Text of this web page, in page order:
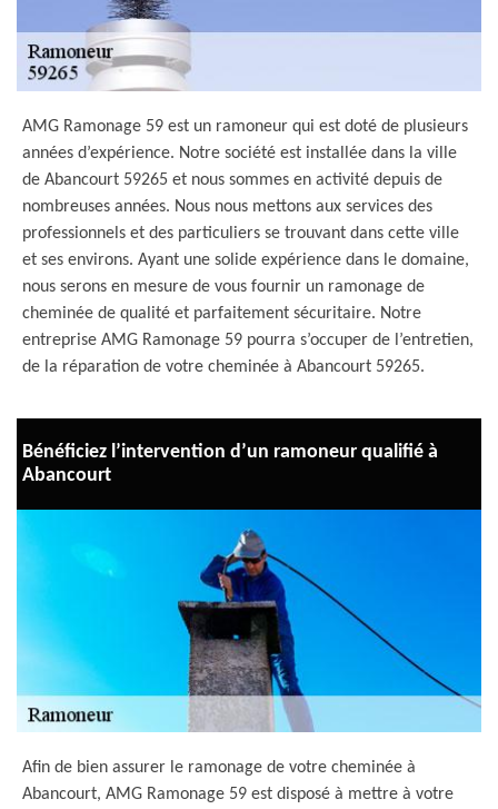
AMG Ramonage 59 est un ramoneur qui est doté de plusieurs
années d’expérience. Notre société est installée dans la ville
de Abancourt 59265 et nous sommes en activité depuis de
nombreuses années. Nous nous mettons aux services des
professionnels et des particuliers se trouvant dans cette ville
et ses environs. Ayant une solide expérience dans le domaine,
nous serons en mesure de vous fournir un ramonage de
cheminée de qualité et parfaitement sécuritaire. Notre
entreprise AMG Ramonage 59 pourra s’occuper de l’entretien,
de la réparation de votre cheminée à Abancourt 59265.
Bénéficiez l’intervention d’un ramoneur qualifié à
Abancourt
Afin de bien assurer le ramonage de votre cheminée à
Abancourt, AMG Ramonage 59 est disposé à mettre à votre